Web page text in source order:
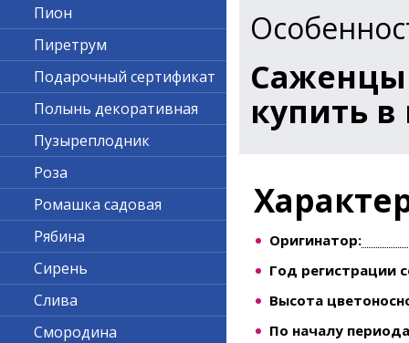
купить
Оригинатор:
Год регистрации
Высота
По началу
Пион
Пиретрум
Подарочный сертификат
Полынь декоративная
Пузыреплодник
Роза
Ромашка садовая
Рябина
Сирень
Слива
Смородина